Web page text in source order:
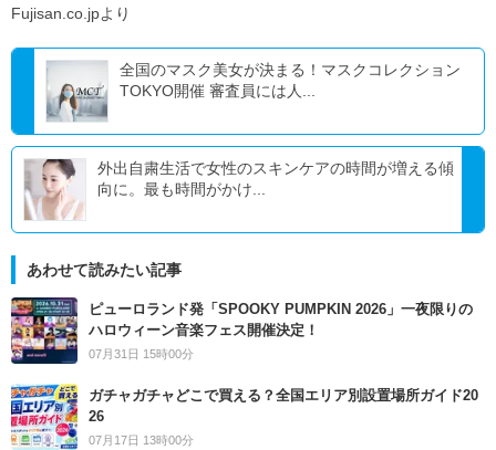
Fujisan.co.jpより
全国のマスク美女が決まる！マスクコレクション
TOKYO開催 審査員には人...
外出自粛生活で女性のスキンケアの時間が増える傾
向に。最も時間がかけ...
あわせて読みたい記事
ピューロランド発「SPOOKY PUMPKIN 2026」一夜限りの
ハロウィーン音楽フェス開催決定！
07月31日 15時00分
ガチャガチャどこで買える？全国エリア別設置場所ガイド20
26
07月17日 13時00分